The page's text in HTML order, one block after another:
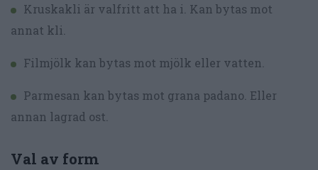
Kruskakli är valfritt att ha i. Kan bytas mot
annat kli.
Filmjölk kan bytas mot mjölk eller vatten.
Parmesan kan bytas mot grana padano. Eller
annan lagrad ost.
Val av form